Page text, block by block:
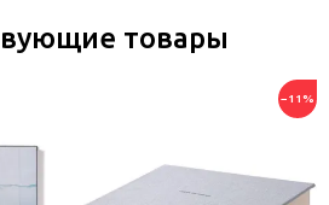
товары
−11%